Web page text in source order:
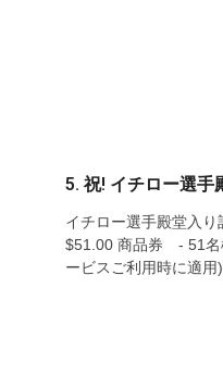
5. 祝! イチロー選手
イチロー選手殿堂入り
$51.00 商品券 - 51名
ービスご利用時に適用)